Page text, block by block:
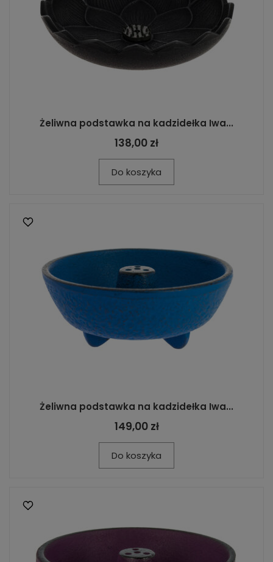
Żeliwna podstawka na kadzidełka Iwa...
138,00 zł
Do koszyka
Żeliwna podstawka na kadzidełka Iwa...
149,00 zł
Do koszyka